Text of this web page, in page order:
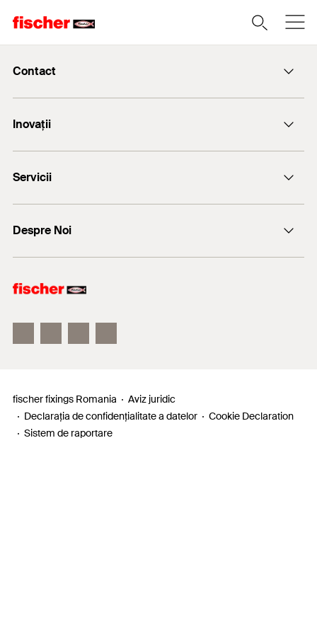
Contact
+(40) - 264 455.166
Inovații
Servicii
Consultanță tehnică
Despre Noi
fischertechnik
fischer fixings Romania
Aviz juridic
Declarația de confidențialitate a datelor
Cookie Declaration
Sistem de raportare